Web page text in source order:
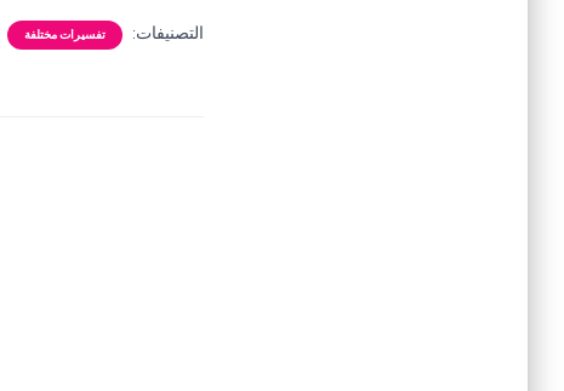
التصنيفات: تفسيرات مختلفة